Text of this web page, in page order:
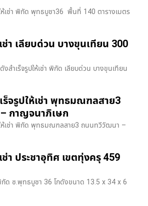
ห้เช่า พิกัด พุทธบูชา36 พื้นที่ 140 ตารางเมตร
ช่า เลียบด่วน บางขุนเทียน 300
งสำเร็จรูปให้เช่า พิกัด เลียบด่วน​ บางขุนเทียน​
ร็จรูปให้เช่า พุทธมณฑลสาย3
กาญจนาภิเษก
ให้เช่า พิกัด พุทธมณฑลสาย3 ถนนทวีวัฒนา –
ช่า ประชาอุทิศ เขตทุ่งครุ 459
พิกัด ซ.พุทธบูชา 36 โกดังขนาด 13.5 x 34 x 6